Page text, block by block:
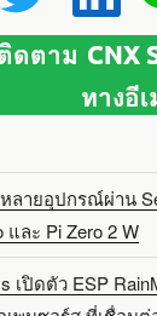
ลายอุปกรณ์ผ่าน
และ Pi Zero 2 W
เปิดตัว ESP